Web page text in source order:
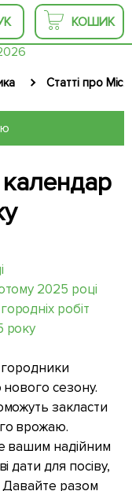
КОШИК
Статті про
календар
2025 році
робіт
року
городники
сезону.
закласти
врожаю.
вашим надійним
дати для посіву,
Давайте разом